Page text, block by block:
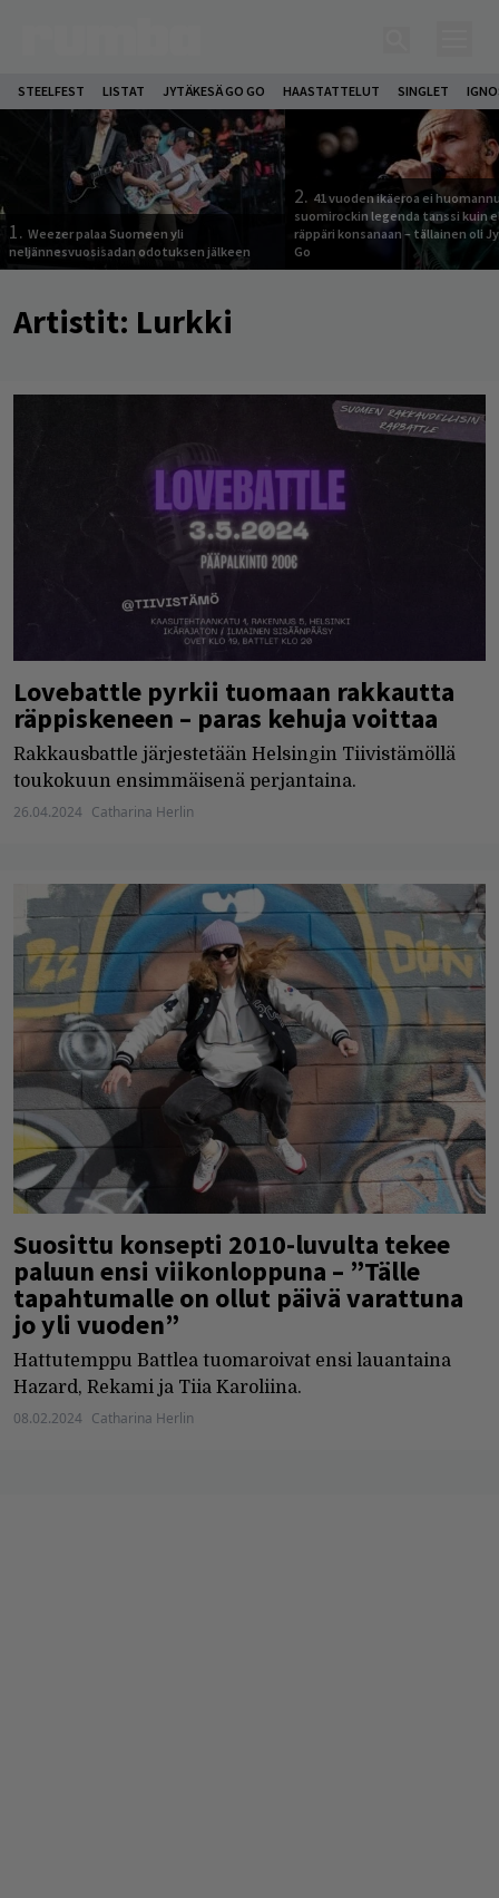
STEELFEST LISTAT JYTÄKESÄ GO GO HAASTATTELUT SINGLET
1. Weezer palaa Suomeen yli
neljännesvuosisadan odotuksen jälkeen
2. 41 vuoden ikäeroa ei
suomirockin legenda tanssi kuin
räppäri konsanaan – tällainen oli
Go
Artistit: Lurkki
Lovebattle pyrkii tuomaan rakkautta
räppiskeneen – paras kehuja voittaa
Rakkausbattle järjestetään Helsingin Tiivistämöllä
toukokuun ensimmäisenä perjantaina.
26.04.2024 Catharina Herlin
Suosittu konsepti 2010-luvulta tekee
paluun ensi viikonloppuna – ”Tälle
tapahtumalle on ollut päivä varattuna
jo yli vuoden”
Hattutemppu Battlea tuomaroivat ensi lauantaina
Hazard, Rekami ja Tiia Karoliina.
08.02.2024 Catharina Herlin